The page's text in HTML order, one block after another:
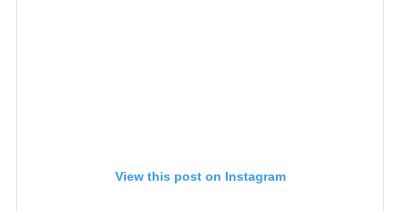
View this post on Instagram